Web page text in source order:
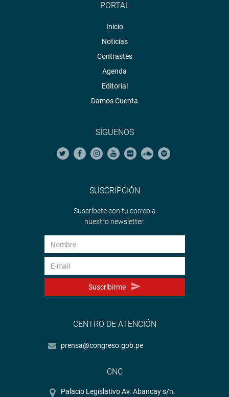
PORTAL
Inicio
Noticias
Contrastes
Agenda
Editorial
Damos Cuenta
SÍGUENOS
SUSCRIPCIÓN
Suscríbete con tu correo a
nuestro newsletter.
Suscribirme
CENTRO DE ATENCIÓN
prensa@congreso.gob.pe
CNC
Palacio Legislativo Av. Abancay s/n.